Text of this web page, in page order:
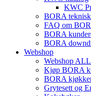
KWC
BORA
FAQ om
BORA
BORA
Webshop
Webshop
Kjøp BORA
BORA
Grytesett og